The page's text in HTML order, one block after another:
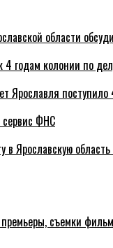
области
4 годам колонии по
Ярославля
ФНС
в Ярославскую
съемки